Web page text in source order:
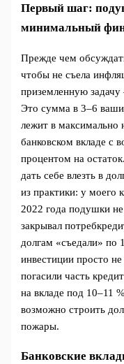
Первый шаг:
минимальный
Прежде чем
чтобы не съела
приземленную
Это сумма в 3–6
лежит в максимально
банковском вкладе с
процентом на
дать себе влезть в
из практики: у моего
2022 года подушки
закрывал
долгам «съедали» по
инвестиции просто
погасили часть
на вкладе под 10–11
возможно строить
пожары.
Банковские